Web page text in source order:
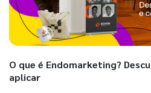
O que é Endomarketing?
aplicar